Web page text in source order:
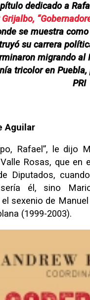
dedicado a
se muestra
su carrera
migrando al
tricolor en
PRI
Aguilar
Rafael”, le dijo
Rosas, que en
Diputados,
él, sino
sexenio de
(1999-2003).